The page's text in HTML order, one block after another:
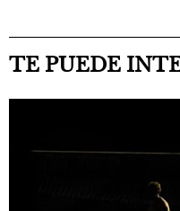
TE PUEDE